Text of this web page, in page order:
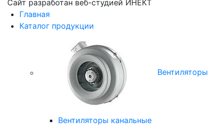
Сайт разработан веб-студией ИНЕКТ
Главная
Каталог продукции
Вентиляторы
Вентиляторы канальные